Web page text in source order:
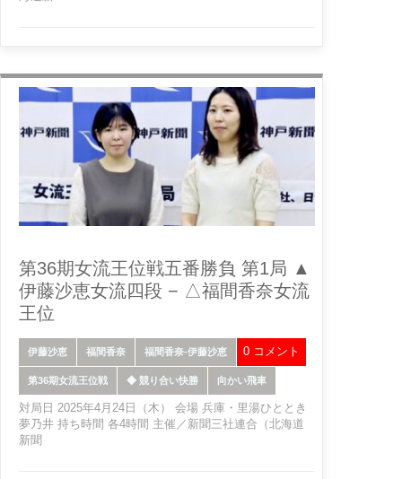
第36期女流王位戦五番勝負 第1局 ▲
伊藤沙恵女流四段 − △福間香奈女流
王位
伊藤沙恵 福間香奈 福間香奈-伊藤沙恵
第36期女流王位戦 ◆ 競り合い快勝 向かい飛車
0 コメント
対局日 2025年4月24日（木） 会場 兵庫・里湯ひととき
夢乃井 持ち時間 各4時間 主催／新聞三社連合（北海道
新聞